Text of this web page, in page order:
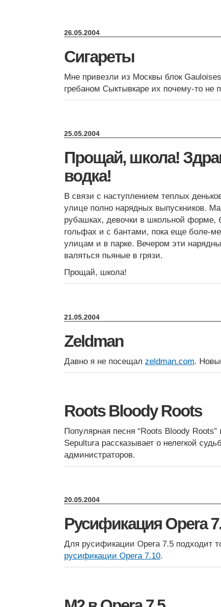
26.05.2004
Сигареты
Мне привезли из Москвы блок
гребаном Сыктывкаре их почему-то не
25.05.2004
Прощай, школа!
водка!
В связи с наступлением теплых
улице полно нарядных выпускников.
рубашках, девочки в школьной форме,
гольфах и с бантами, пока еще боле-
улицам и в парке. Вечером эти
валяться пьяные в грязи.
Прощай, школа!
21.05.2004
Zeldman
Давно я не посещал zeldman.com.
Roots Bloody Roots
Популярная песня “Roots Bloody Roots”
Sepultura рассказывает о нелегкой
администраторов.
20.05.2004
Русификация Opera
Для русификации Opera 7.5 подходит
русификации Opera 7.10.